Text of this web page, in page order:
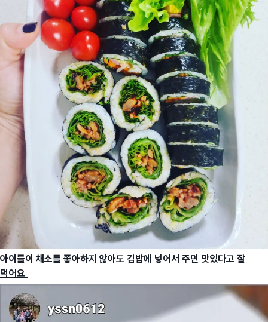
아이들이 채소를 좋아하지 않아도 김밥에 넣어서 주면 맛있다고 잘
먹어요